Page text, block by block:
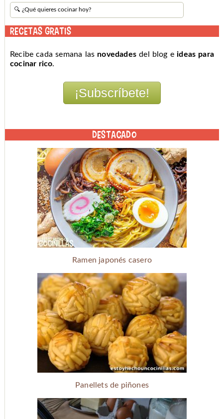
RECETAS GRATIS
Recibe cada semana las novedades del blog eideas para
cocinar rico.
DESTACADO
Ramen japonés casero
Panellets de piñones